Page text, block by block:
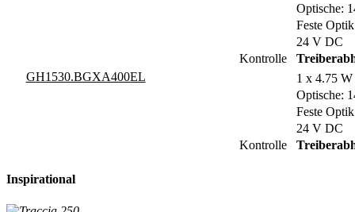
Optische:
Feste Optik
24 V DC
Kontrolle
GH1530.BGXA400EL
1 x 4.75
Optische:
Feste Optik
24 V DC
Kontrolle
Inspirational